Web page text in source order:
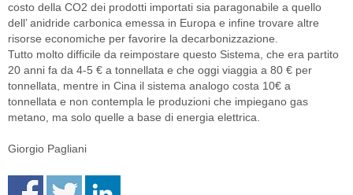
costo della CO2 dei prodotti importati sia paragonabile a quello
dell’ anidride carbonica emessa in Europa e infine trovare altre
risorse economiche per favorire la decarbonizzazione.
Tutto molto difficile da reimpostare questo Sistema, che era partito
20 anni fa da 4-5 € a tonnellata e che oggi viaggia a 80 € per
tonnellata, mentre in Cina il sistema analogo costa 10€ a
tonnellata e non contempla le produzioni che impiegano gas
metano, ma solo quelle a base di energia elettrica.
Giorgio Pagliani